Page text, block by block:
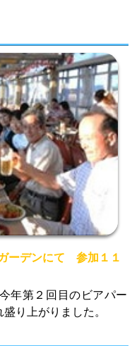
ーデンにて 参加１１
年第２回目のビアパー
り上がりました。